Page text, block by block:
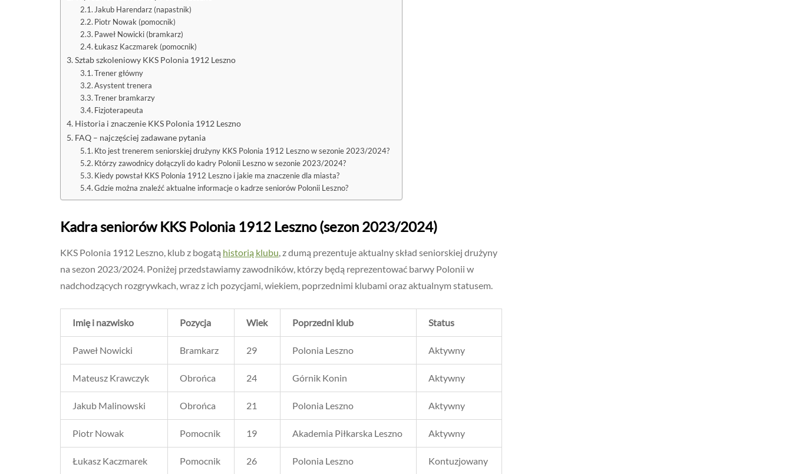
Jakub Harendarz (napastnik)
Piotr Nowak (pomocnik)
Paweł Nowicki (bramkarz)
Łukasz Kaczmarek (pomocnik)
Sztab szkoleniowy KKS Polonia 1912 Leszno
Trener główny
Asystent trenera
Trener bramkarzy
Fizjoterapeuta
Historia i znaczenie KKS Polonia 1912 Leszno
FAQ – najczęściej zadawane pytania
Kto jest trenerem seniorskiej drużyny KKS Polonia 1912 Leszno w sezonie 2023/2024?
Którzy zawodnicy dołączyli do kadry Polonii Leszno w sezonie 2023/2024?
Kiedy powstał KKS Polonia 1912 Leszno i jakie ma znaczenie dla miasta?
Gdzie można znaleźć aktualne informacje o kadrze seniorów Polonii Leszno?
Kadra seniorów KKS Polonia 1912 Leszno (sezon 2023/2024)
KKS Polonia 1912 Leszno, klub z bogatą historią klubu, z dumą prezentuje aktualny skład seniorskiej drużyny
na sezon 2023/2024. Poniżej przedstawiamy zawodników, którzy będą reprezentować barwy Polonii w
nadchodzących rozgrywkach, wraz z ich pozycjami, wiekiem, poprzednimi klubami oraz aktualnym statusem.
Imię i nazwisko Pozycja Wiek Poprzedni klub Status
Paweł Nowicki Bramkarz 29 Polonia Leszno Aktywny
Mateusz Krawczyk Obrońca 24 Górnik Konin Aktywny
Jakub Malinowski Obrońca 21 Polonia Leszno Aktywny
Piotr Nowak Pomocnik 19 Akademia Piłkarska Leszno Aktywny
Łukasz Kaczmarek Pomocnik 26 Polonia Leszno Kontuzjowany